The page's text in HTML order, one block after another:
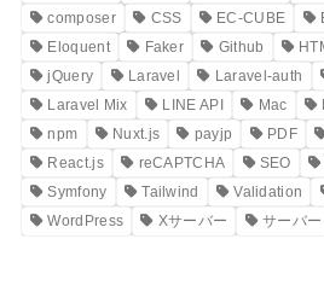
composer
CSS EC-CUBE
Eloquent
Faker Github
jQuery
Laravel Laravel-auth
Laravel Mix
LINE API Mac
npm
Nuxt.js payjp PDF
React.js
reCAPTCHA SEO
Symfony
Tailwind Validation
WordPress
Xサーバー サーバー